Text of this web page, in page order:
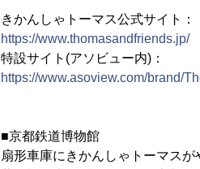
きかんしゃトーマス公式サイト：
https://www.thomasandfriends.jp/
特設サイト(アソビュー内)：
https://www.asoview.com/brand/
■京都鉄道博物館
扇形車庫にきかんしゃトーマスが